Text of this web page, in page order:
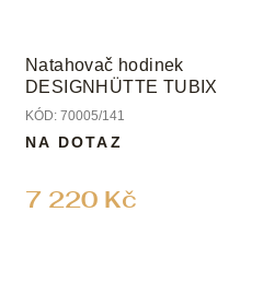
Natahovač hodinek
DESIGNHÜTTE TUBIX
KÓD: 70005/141
7 220 Kč
NA DOTAZ